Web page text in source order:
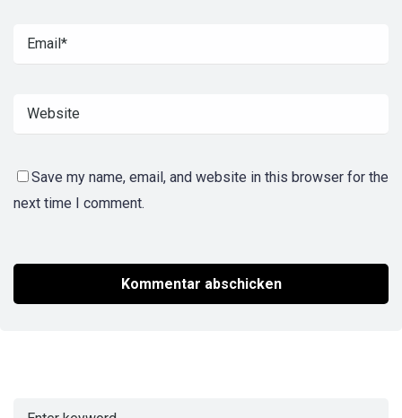
Save my name, email, and website in this browser for the
next time I comment.